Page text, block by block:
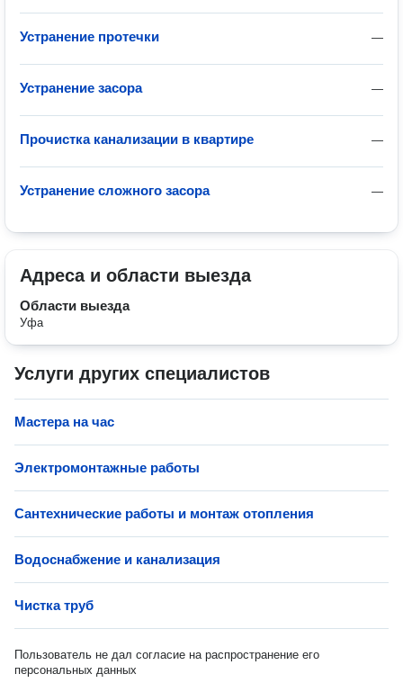
—
Устранение протечки
—
Устранение засора
—
Прочистка канализации в квартире
—
Устранение сложного засора
Адреса и области выезда
Области выезда
Уфа
Услуги других специалистов
Мастера на час
Электромонтажные работы
Сантехнические работы и монтаж отопления
Водоснабжение и канализация
Чистка труб
Пользователь не дал согласие на распространение его
персональных данных